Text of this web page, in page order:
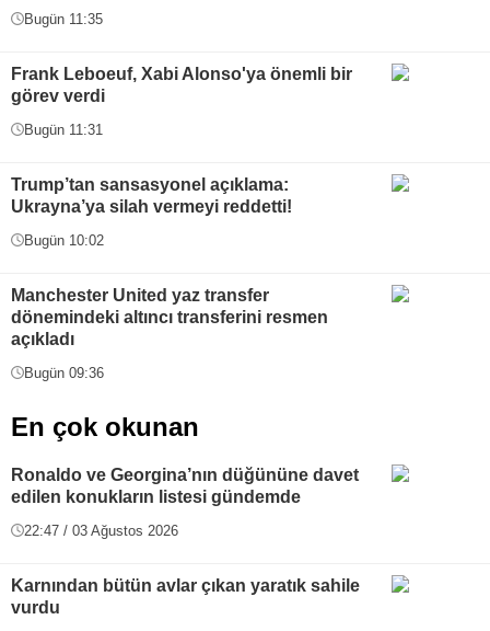
Bugün 11:35
Frank Leboeuf, Xabi Alonso'ya önemli bir
görev verdi
Bugün 11:31
Trump’tan sansasyonel açıklama:
Ukrayna’ya silah vermeyi reddetti!
Bugün 10:02
Manchester United yaz transfer
dönemindeki altıncı transferini resmen
açıkladı
Bugün 09:36
En çok okunan
Ronaldo ve Georgina’nın düğününe davet
edilen konukların listesi gündemde
22:47 / 03 Ağustos 2026
Karnından bütün avlar çıkan yaratık sahile
vurdu